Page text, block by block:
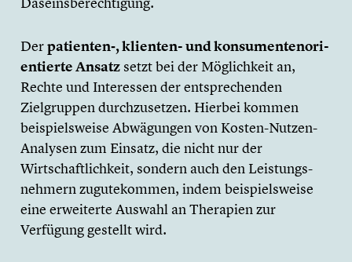
Derpatienten‑, klienten- und konsu­men­ten­ori­
en­tierte Ansatzsetzt bei der Möglich­keit an,
Rechte und Inter­es­sen der entspre­chen­den
Zielgrup­pen durch­zu­set­zen. Hierbei kommen
beispiels­weise Abwägun­gen von Kosten-Nutzen-
Analysen zum Einsatz, die nicht nur der
Wirtschaft­lich­keit, sondern auch den Leistungs­
neh­mern zugute­kom­men, indem beispiels­weise
eine erwei­terte Auswahl an Therapien zur
Verfügung gestellt wird.